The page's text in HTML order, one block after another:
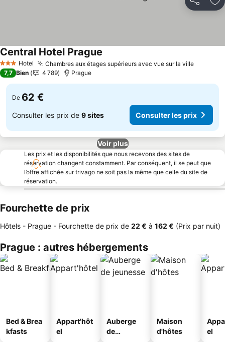
Partager
3 ÉtoilesHotel Chambres aux étages supérieurs avec vue sur la ville
Central Hotel Prague
7,7 Bien 4 789 Prague
De 62 €
Consulter les prix de 9 sites Consulter les prix
Voir plus
Les prix et les disponibilités que nous recevons des sites de
réservation changent constamment. Par conséquent, il se peut que
l’offre affichée sur trivago ne soit pas la même que celle du site de
réservation.
Fourchette de prix
Hôtels - Prague - Fourchette de prix de ‎22 € à ‎162 € (Prix par nuit)
Prague : autres hébergements
Bed & Brea
kfasts
Appart'hôt
el
Auberge
de
Maison
d'hôtes
el